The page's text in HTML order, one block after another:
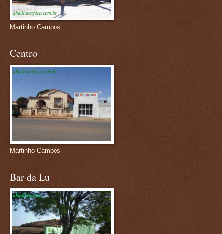
Martinho Campos
Centro
Martinho Campos
Bar da Lu